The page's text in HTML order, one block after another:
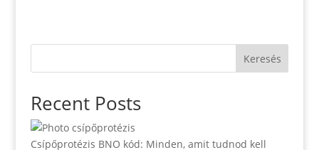
Keresés
Recent Posts
Csípőprotézis BNO kód: Minden, amit tudnod kell